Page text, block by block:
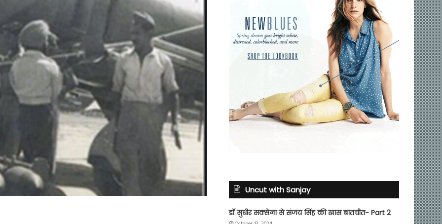
Uncut with Sanjay
डॉ सुधीर सक्सेना से संजय सिंह की खास बातचीत- Part 2